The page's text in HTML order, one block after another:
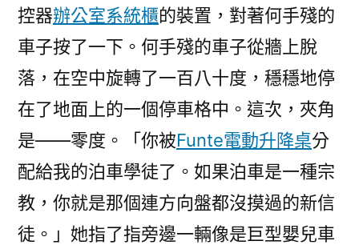
控器辦公室系統櫃的裝置，對著何手殘的
車子按了一下。何手殘的車子從牆上脫
落，在空中旋轉了一百八十度，穩穩地停
在了地面上的一個停車格中。這次，夾角
是——零度。「你被Funte電動升降桌分
配給我的泊車學徒了。如果泊車是一種宗
教，你就是那個連方向盤都沒摸過的新信
徒。」她指了指旁邊一輛像是巨型嬰兒車